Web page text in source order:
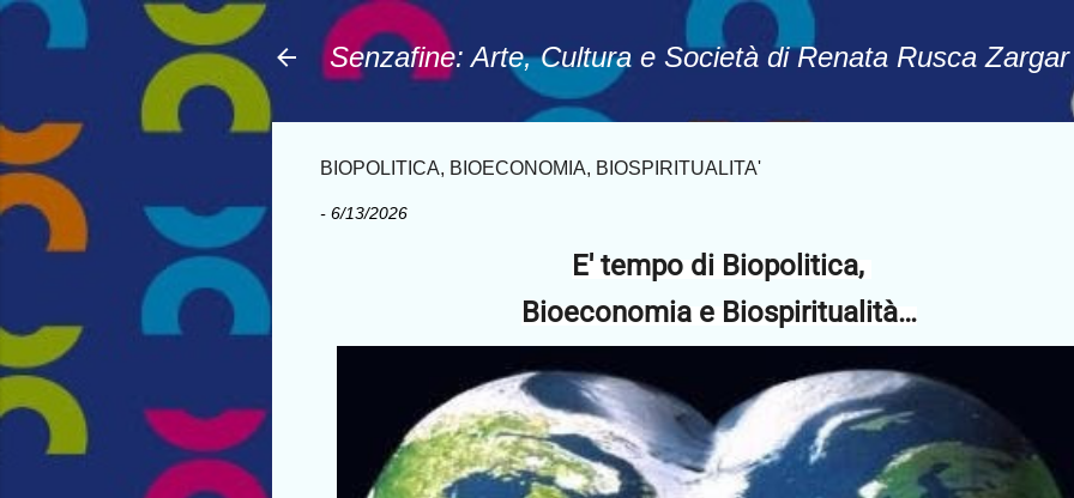
Senzafine: Arte, Cultura e Società di Renata Rusca Zargar
BIOPOLITICA, BIOECONOMIA, BIOSPIRITUALITA'
- 6/13/2026
E' tempo di Biopolitica,
Bioeconomia e Biospiritualità…